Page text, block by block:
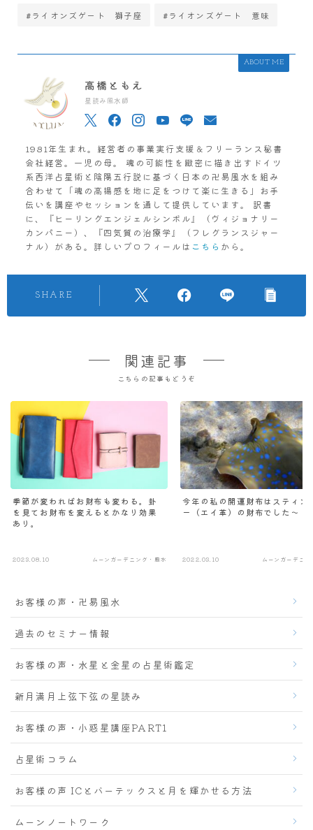
#ライオンズゲート 獅子座 #ライオンズゲート 意味
ABOUT ME
高橋ともえ
星読み風水師
1981年生まれ。経営者の事業実行支援＆フリーランス秘書
会社経営。一児の母。 魂の可能性を緻密に描き出すドイツ
系西洋占星術と陰陽五行説に基づく日本の卍易風水を組み
合わせて「魂の高揚感を地に足をつけて楽に生きる」お手
伝いを講座やセッションを通して提供しています。 訳書
に、『ヒーリングエンジェルシンボル』（ヴィジョナリー
カンパニー）、『四気質の治療学』（フレグランスジャー
ナル）がある。詳しいプロフィールは こちら から。
SHARE
関連記事
こちらの記事もどうぞ
季節が変わればお財布も変わる。卦
を見てお財布を変えるとかなり効果
あり。
2023.08.10 ムーンガーデニング・風水
今年の私の開運財布はスティン
ー（エイ革）の財布でした～
2022.03.10 ムーンガーデニ
お客様の声・卍易風水
過去のセミナー情報
お客様の声・水星と金星の占星術鑑定
新月満月上弦下弦の星読み
お客様の声・小惑星講座PART1
占星術コラム
お客様の声 ICとバーテックスと月を輝かせる方法
ムーンノートワーク